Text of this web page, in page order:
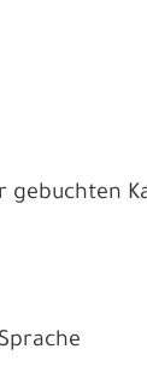
gebuchten